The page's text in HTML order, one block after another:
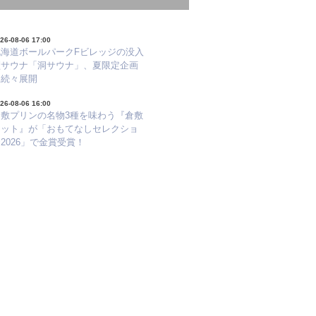
08-06 17:00
道ボールパークFビレッジの没入
ウナ「洞サウナ」、夏限定企画
々展開
08-06 16:00
プリンの名物3種を味わう『倉敷
ト』が「おもてなしセレクショ
」で金賞受賞！